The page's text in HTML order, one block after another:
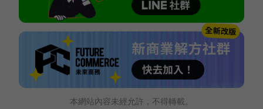
本網站內容未經允許，不得轉載。